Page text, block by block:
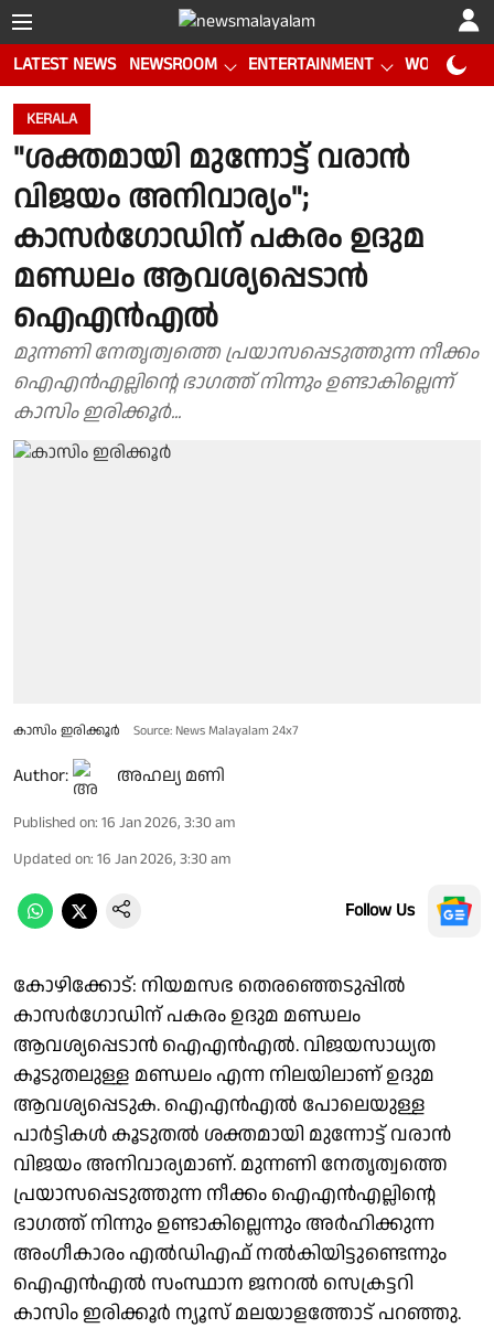
LATEST NEWS NEWSROOM ENTERTAINMENT WORLD CUP
KERALA
"ശക്തമായി മുന്നോട്ട് വരാൻ
വിജയം അനിവാര്യം";
കാസർഗോഡിന് പകരം ഉദുമ
മണ്ഡലം ആവശ്യപ്പെടാൻ
ഐഎൻഎൽ
മുന്നണി നേതൃത്വത്തെ പ്രയാസപ്പെടുത്തുന്ന നീക്കം
ഐഎൻഎല്ലിന്റെ ഭാഗത്ത് നിന്നും ഉണ്ടാകില്ലെന്ന്
കാസിം ഇരിക്കൂർ...
കാസിം ഇരിക്കൂർ Source: News Malayalam 24x7
Author: അഹല്യ മണി
Published on: 16 Jan 2026, 3:30 am
Updated on: 16 Jan 2026, 3:30 am
Follow Us
കോഴിക്കോട്: നിയമസഭ തെരഞ്ഞെടുപ്പിൽ
കാസർഗോഡിന് പകരം ഉദുമ മണ്ഡലം
ആവശ്യപ്പെടാൻ ഐഎൻഎൽ. വിജയസാധ്യത
കൂടുതലുള്ള മണ്ഡലം എന്ന നിലയിലാണ് ഉദുമ
ആവശ്യപ്പെടുക. ഐഎൻഎൽ പോലെയുള്ള
പാർട്ടികൾ കൂടുതൽ ശക്തമായി മുന്നോട്ട് വരാൻ
വിജയം അനിവാര്യമാണ്. മുന്നണി നേതൃത്വത്തെ
പ്രയാസപ്പെടുത്തുന്ന നീക്കം ഐഎൻഎല്ലിന്റെ
ഭാഗത്ത് നിന്നും ഉണ്ടാകില്ലെന്നും അർഹിക്കുന്ന
അംഗീകാരം എൽഡിഎഫ് നൽകിയിട്ടുണ്ടെന്നും
ഐഎൻഎൽ സംസ്ഥാന ജനറൽ സെക്രട്ടറി
കാസിം ഇരിക്കൂർ ന്യൂസ് മലയാളത്തോട് പറഞ്ഞു.